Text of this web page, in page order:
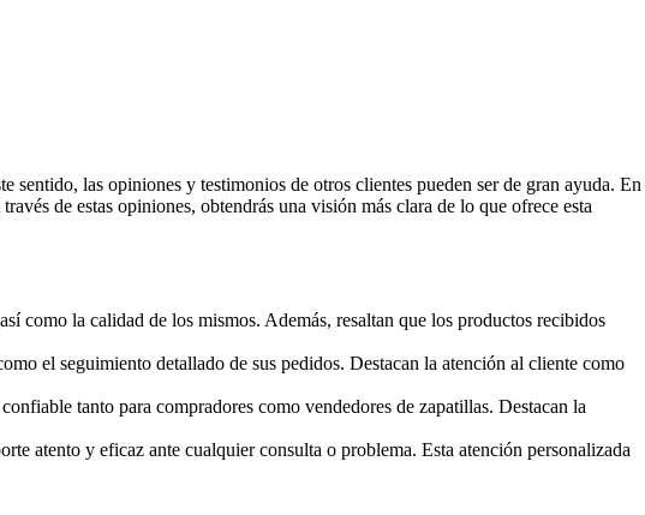
las opiniones y testimonios de otros clientes pueden ser de gran ayuda. En
de estas opiniones, obtendrás una visión más clara de lo que ofrece esta
como la calidad de los mismos. Además, resaltan que los productos recibidos
el seguimiento detallado de sus pedidos. Destacan la atención al cliente como
tanto para compradores como vendedores de zapatillas. Destacan la
atento y eficaz ante cualquier consulta o problema. Esta atención personalizada